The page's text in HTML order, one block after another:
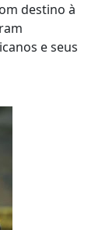
destino à
e seus